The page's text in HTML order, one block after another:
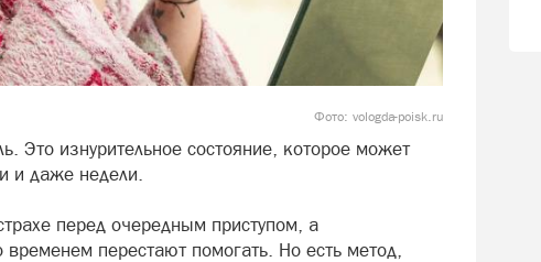
Фото: vologda-poisk.ru
Это изнурительное состояние, которое может
и даже недели.
перед очередным приступом, а
перестают помогать. Но есть метод,